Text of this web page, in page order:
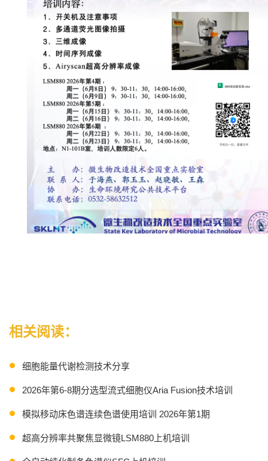
相关阅读：
细胞能量代谢检测技术分享
2026年第6-8期分选型流式细胞仪Aria Fusion技术培训
模拟移动床色谱连续色谱使用培训 2026年第1期
超高分辨率共聚焦显微镜LSM880上机培训